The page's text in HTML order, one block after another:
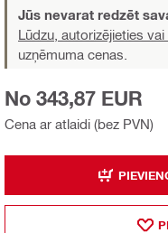
Jūs nevarat redzēt
Lūdzu, autorizējieties
uzņēmuma cenas.
Cena ar atlaidi (bez PVN)
No 343,87 EUR